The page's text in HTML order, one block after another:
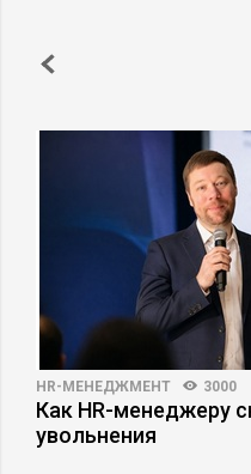
HR-МЕНЕДЖМЕНТ 3000
Как HR-менеджеру
увольнения